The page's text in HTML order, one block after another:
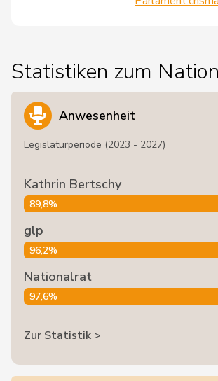
Statistiken zum
Anwesenheit
Legislaturperiode (2023 - 2027)
Kathrin Bertschy
89,8%
glp
96,2%
Nationalrat
97,6%
Zur Statistik >